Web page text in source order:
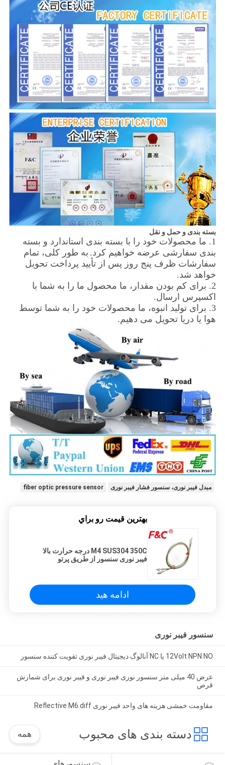
بسته بندی و حمل و نقل
1. ما محصولات خود را با بسته بندی استاندارد و بسته
بندی سفارشی عرضه خواهیم کرد. به طور کلی، تمام
سفارشات ظرف پنج روز پس از تأیید پرداخت تحویل
خواهد شد.
2. برای کم بودن مقدار، ما محصول ما را به شما با
اکسپرس ارسال.
3. برای تولید انبوه، ما محصولات خود را به شما توسط
هوا یا دریا تحویل می دهیم.
مبدل فیبر نوری، سنسور فشار فیبر نوری fiber optic pressure sensor
بهترين قيمت رو براي
M4 SUS304 350C درجه حرارت بالا
فیبر نوری سنسور از طریق پرتو
ادامه هید
سنسور فیبر نوری
12Volt NPN NO یا NC آنالوگ دیجیتال فیبر نوری تقویت کننده سنسور
عرض 40 میلی متر سنسور نوری فیبر نوری و فیبر نوری برای شمارش
قرص
مقاومت خمشی هزینه های واحد فیبر نوری Reflective M6 diff
دسته بندی های محبوب همه